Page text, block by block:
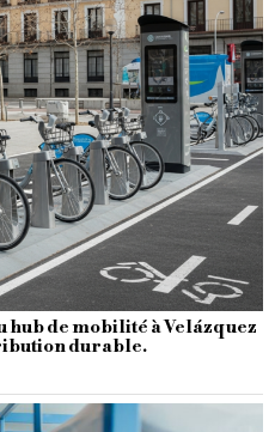
de mobilité à Velázquez
durable.